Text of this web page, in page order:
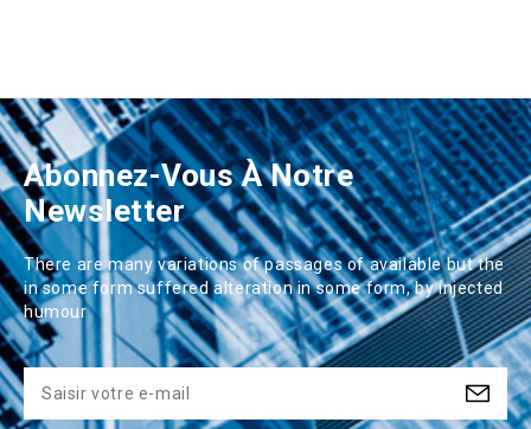
Abonnez-Vous À Notre
Newsletter
There are many variations of passages of available but the
in some form suffered alteration in some form, by injected
humour